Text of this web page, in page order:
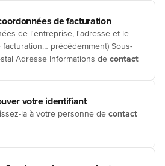
de facturation
de l'entreprise, l'adresse et le
précédemment) Sous-
Adresse Informations de contact
votre identifiant
la à votre personne de contact